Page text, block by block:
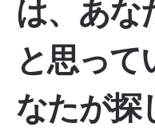
は、あな
と思って
なたが探